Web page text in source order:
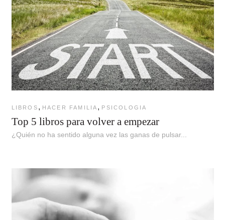
LIBROS , HACER FAMILIA , PSICOLOGIA
Top 5 libros para volver a empezar
¿Quién no ha sentido alguna vez las ganas de pulsar...